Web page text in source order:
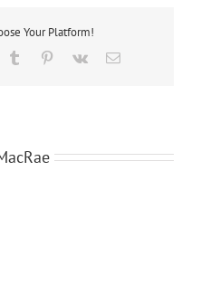
Your Platform!
Tumblr Pinterest
Vk Email